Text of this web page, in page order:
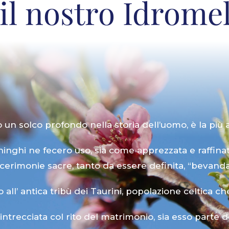
nostro
un solco profondo nella storia dell’uomo, è la più
ne fecero uso, sia come apprezzata e
sacre, tanto da essere definita,
all’ antica tribù dei Taurini, popolazione celtica
col rito del matrimonio, sia esso parte